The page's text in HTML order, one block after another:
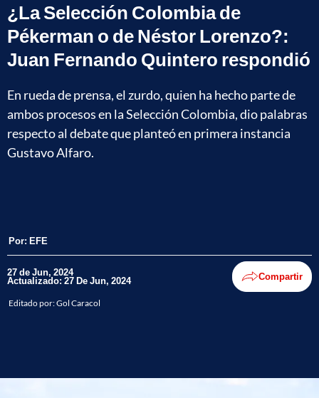
¿La Selección Colombia de
Pékerman o de Néstor Lorenzo?:
Juan Fernando Quintero respondió
En rueda de prensa, el zurdo, quien ha hecho parte de
ambos procesos en la Selección Colombia, dio palabras
respecto al debate que planteó en primera instancia
Gustavo Alfaro.
Por: EFE
27 de Jun, 2024
Actualizado: 27 De Jun, 2024 Compartir
Editado por:Gol Caracol